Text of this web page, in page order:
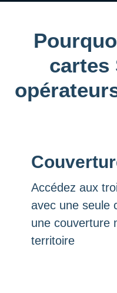
cartes
Accédez aux
avec une seule
une couverture
territoire